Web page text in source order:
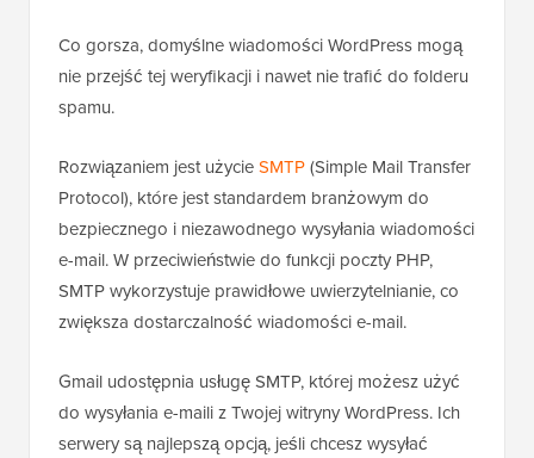
Co gorsza, domyślne wiadomości WordPress mogą
nie przejść tej weryfikacji i nawet nie trafić do folderu
spamu.
Rozwiązaniem jest użycieSMTP(Simple Mail Transfer
Protocol), które jest standardem branżowym do
bezpiecznego i niezawodnego wysyłania wiadomości
e-mail. W przeciwieństwie do funkcji poczty PHP,
SMTP wykorzystuje prawidłowe uwierzytelnianie, co
zwiększa dostarczalność wiadomości e-mail.
Gmail udostępnia usługę SMTP, której możesz użyć
do wysyłania e-maili z Twojej witryny WordPress. Ich
serwery są najlepszą opcją, jeśli chcesz wysyłać